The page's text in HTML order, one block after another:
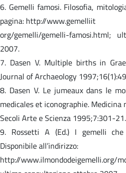
6. Gemelli famosi. Filosofia,
pagina: http://www.gemelliit
org/gemelli/gemelli-famosi.html;
2007.
7. Dasen V. Multiple births in
Journal of Archaeology
8. Dasen V. Le jumeaux dans le
medicales et iconographie. Medicina
Secoli Arte e Scienza 1995;7:301-21.
9. Rossetti A (Ed.) I gemelli
Disponibile all’indirizzo:
http://www.ilmondodeigemelli.org/